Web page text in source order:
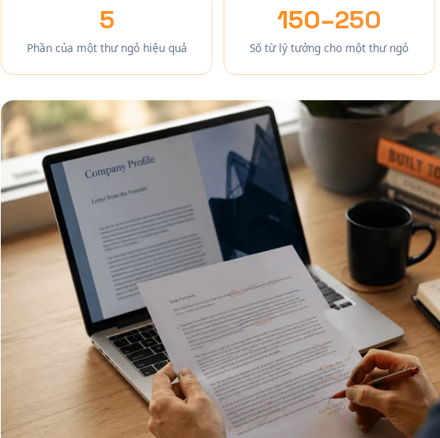
5
Phần của một thư ngỏ hiệu quả
150–250
Số từ lý tưởng cho một thư ngỏ